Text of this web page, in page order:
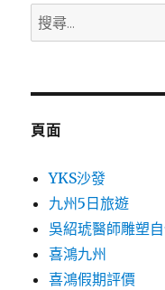
搜
尋
鍵
頁面
YKS沙發
九州5日旅遊
吳紹琥醫師雕塑
喜鴻九州
喜鴻假期評價